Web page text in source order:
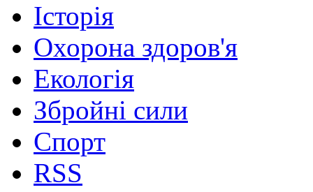
Історія
Охорона здоров'я
Екологія
Збройні сили
Спорт
RSS